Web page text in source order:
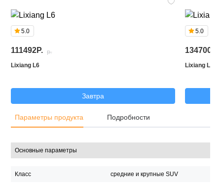
5.0
111492P.
p.
Lixiang L6
Завтра
5.0
134700P.
Lixiang L7
Основные параметры
Класс средние и крупные SUV
Параметры продукта Подробности